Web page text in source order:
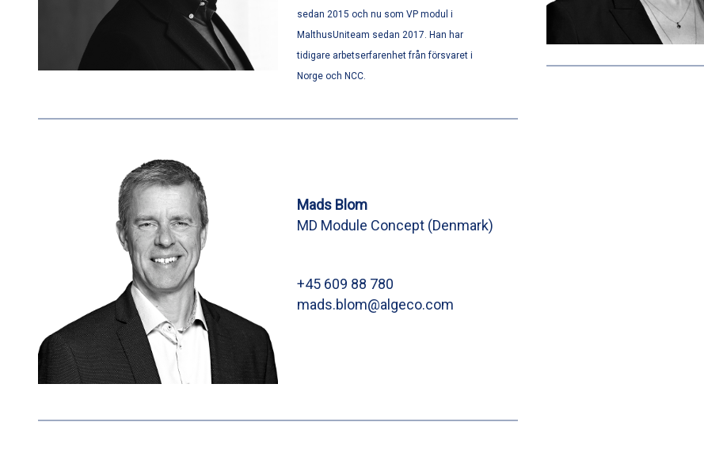
sedan 2015 och nu som VP modul i
MalthusUniteam sedan 2017. Han har
tidigare arbetserfarenhet från försvaret i
Norge och NCC.
Mads Blom
MD Module Concept (Denmark)
+45 609 88 780
mads.blom@algeco.com